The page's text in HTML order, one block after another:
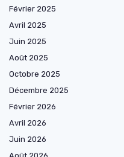
Février 2025
Avril 2025
Juin 2025
Août 2025
Octobre 2025
Décembre 2025
Février 2026
Avril 2026
Juin 2026